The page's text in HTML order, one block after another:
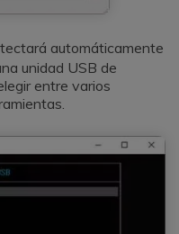
automáticamente
unidad USB de
entre varios